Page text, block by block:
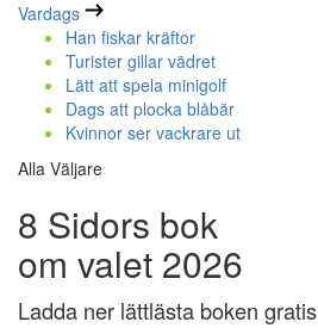
Vardags
Han fiskar kräftor
Turister gillar vädret
Lätt att spela minigolf
Dags att plocka blåbär
Kvinnor ser vackrare ut
Alla Väljare
8 Sidors bok
om valet 2026
Ladda ner lättlästa boken gratis